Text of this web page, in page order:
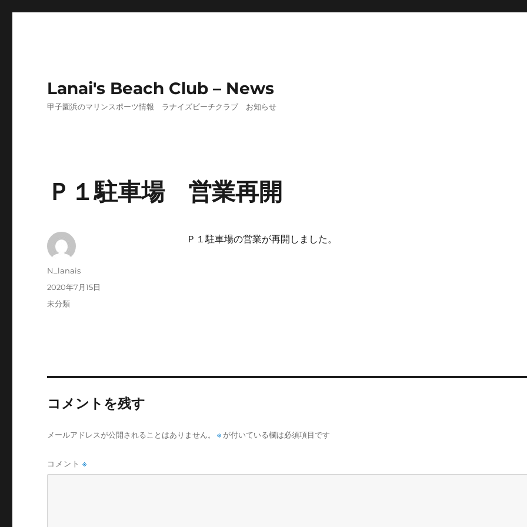
Lanai's Beach Club – News
甲子園浜のマリンスポーツ情報 ラナイズビーチクラブ お知らせ
Ｐ１駐車場 営業再開
Ｐ１駐車場の営業が再開しました。
投
N_lanais
投
稿
2020年7月15日
カ
未分類
コメントを残す
メールアドレスが公開されることはありません。 ※ が付いている欄は必須項目です
コメント※